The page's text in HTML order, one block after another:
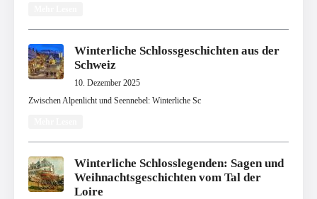
Winterliche Schlossgeschichten aus der
Schweiz
10. Dezember 2025
Zwischen Alpenlicht und Seennebel: Winterliche Sc
Winterliche Schlosslegenden: Sagen und
Weihnachtsgeschichten vom Tal der
Loire